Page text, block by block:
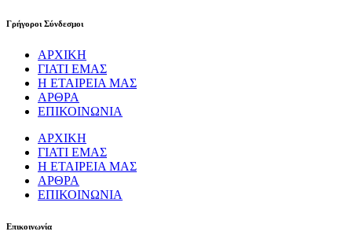
Γρήγοροι Σύνδεσμοι
ΑΡΧΙΚΗ
ΓΙΑΤΙ ΕΜΑΣ
Η ΕΤΑΙΡΕΙΑ ΜΑΣ
ΑΡΘΡΑ
ΕΠΙΚΟΙΝΩΝΙΑ
ΑΡΧΙΚΗ
ΓΙΑΤΙ ΕΜΑΣ
Η ΕΤΑΙΡΕΙΑ ΜΑΣ
ΑΡΘΡΑ
ΕΠΙΚΟΙΝΩΝΙΑ
Επικοινωνία